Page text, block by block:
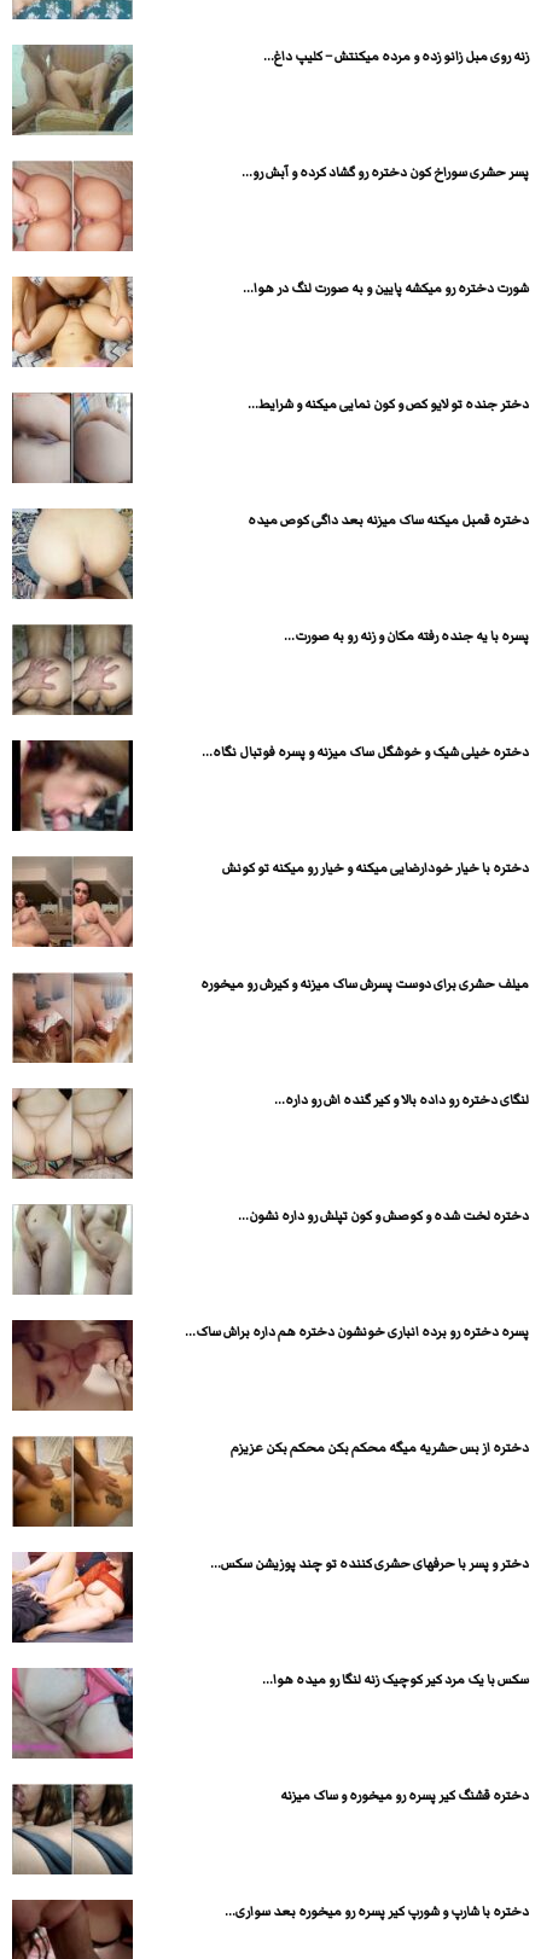
زنه روی مبل زانو زده و مرده میكنتش – کلیپ داغ...
پسر حشری سوراخ کون دختره رو گشاد کرده و آبش رو...
شورت دختره رو میکشه پایین و به صورت لنگ در هوا...
دختر جنده تو لایو کص و کون نمایی میکنه و شرایط...
دختره قمبل میکنه ساک میزنه بعد داگی کوص میده
پسره با یه جنده رفته مکان و زنه رو به صورت...
دختره خیلی شیک و خوشگل ساک میزنه و پسره فوتبال نگاه...
دختره با خیار خودارضایی میکنه و خیار رو میکنه تو کونش
میلف حشری برای دوست پسرش ساک میزنه و کیرش رو میخوره
لنگای دختره رو داده بالا و کیر گنده اش رو داره...
دختره لخت شده و کوصش و کون تپلش رو داره نشون...
پسره دختره رو برده انباری خونشون دختره هم داره براش ساک...
دختره از بس حشریه میگه محکم بکن محکم بکن عزیزم
دختر و پسر با حرفهای حشری کننده تو چند پوزیشن سکس...
سکس با یک مرد کیر کوچیک زنه لنگا رو میده هوا...
دختره قشنگ کیر پسره رو میخوره و ساک میزنه
دختره با شارپ و شورپ کیر پسره رو میخوره بعد سواری...